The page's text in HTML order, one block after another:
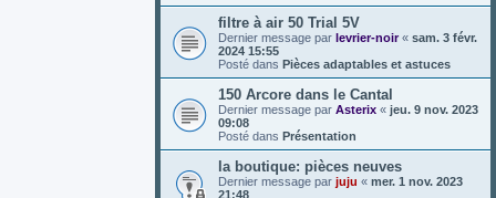
filtre à air 50 Trial 5V
Dernier message par levrier-noir« sam. 3 févr.
2024 15:55
Posté dans Pièces adaptables et astuces
150 Arcore dans le Cantal
Dernier message par Asterix « jeu. 9 nov. 2023
09:08
Posté dans Présentation
la boutique: pièces neuves
Dernier message par juju « mer. 1 nov. 2023
21:48